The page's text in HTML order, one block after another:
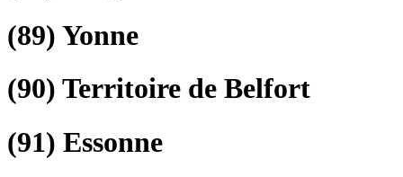
(89) Yonne
(90) Territoire de Belfort
(91) Essonne